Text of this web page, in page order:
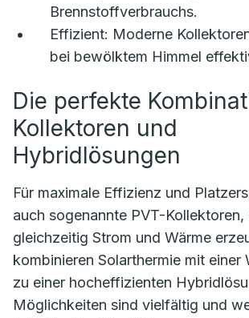
Brennstoffverbrauchs.
Effizient: Moderne
bei bewölktem Himmel
Die perfekte
Kollektoren und
Hybridlösungen
Für maximale Effizienz und
auch sogenannte PVT-Kollektoren,
gleichzeitig Strom und Wärme
kombinieren Solarthermie mit einer
zu einer hocheffizienten
Möglichkeiten sind vielfältig und